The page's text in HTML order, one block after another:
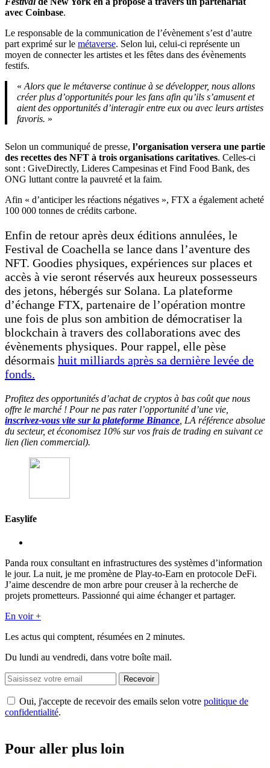
avec Coinbase.
Le responsable de la communication de l’évènement s’est d’autre
part exprimé sur le métaverse. Selon lui, celui-ci représente un
moyen de connecter les artistes et les fêtes dans des évènements
festifs.
« Alors que le métaverse continue à se développer, nous allons
créer plus d’opportunités pour les fans afin qu’ils s’amusent et
aient des opportunités d’interagir entre eux ou avec leurs artistes
favoris. »
Selon un communiqué de presse, l’organisation versera une partie
des recettes des NFT à trois organisations caritatives. Celles-ci
sont : GiveDirectly, Lideres Campesinas et Find Food Bank, des
ONG luttant contre la pauvreté et la faim.
Afin « d’anticiper les réactions négatives », FTX a également acheté
100 000 tonnes de crédits carbone.
Enfin de retour après deux éditions annulées, le
Festival de Coachella se lance dans l’aventure des
NFT. Goodies physiques, expériences sur places et
accès à vie seront réservés aux heureux possesseurs
des jetons, hébergés sur Solana. La plateforme
d’échange FTX, partenaire de l’opération montre
une fois de plus son ambition de démocratiser la
blockchain à travers des collaborations avec des
évènements physiques. Pour rappel, elle pèse
désormais huit milliards après sa dernière levée de
fonds.
Profitez des opportunités d’achat de cryptos à bas coût que nous
offre le marché ! Pour ne pas rater l’opportunité d’une vie,
inscrivez-vous vite sur la plateforme Binance , LA référence absolue
du secteur, et économisez 10% sur vos frais de trading en suivant ce
lien (lien commercial).
Easylife
Panda roux consultant en infrastructures des systèmes d’information
le jour. La nuit, je me promène de Play-to-Earn en protocole DeFi.
J’aime descendre de mon arbre pour creuser à la recherche de
projets prometteurs. Passionné qui aime échanger et partager.
En voir +
Les actus qui comptent, résumées en 2 minutes.
Du lundi au vendredi, dans votre boîte mail.
Recevoir
Oui, j'accepte de recevoir des emails selon votre politique de
confidentialité.
Pour aller plus loin